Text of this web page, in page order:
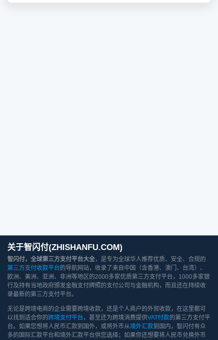
关于智闪付(ZHISHANFU.COM)
智闪付，全球第三方支付平台大全，是专为全球华人推荐优质、安全、合规的
第三方支付收款平台 的导航网站，收录了来自中国（含香港、澳门、台湾）、
欧洲、美洲、亚洲、非洲等地区的2000多家优质第三方支付平台，1000多家银
行及持有当地政府颁发金融支付牌照的支付公司与金融机构，而且还在持续收
录最新的第三方支付平台。
无论是跨境电商的企业需要跨境收款，还是个人商户的外贸收款，在这里都可
以找到适合你的跨境支付平台 ，甚至还为跨境消费提供VAT付款的第三方支付平
台。如果您想将人民币汇款到国外，或将外币从境外汇款到国内，智闪付有众
多的国际汇款平台和境外汇款平台供您选择；如果你还想要将人民币兑换外币